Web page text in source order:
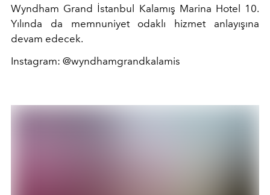
Wyndham Grand İstanbul Kalamış Marina Hotel 10.
Yılında da memnuniyet odaklı hizmet anlayışına
devam edecek.
Instagram: @wyndhamgrandkalamis